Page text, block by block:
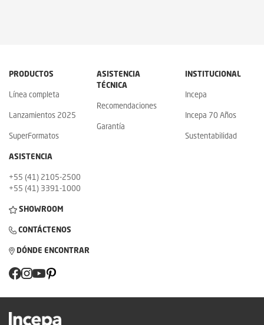
PRODUCTOS
Línea completa
Lanzamientos 2025
SuperFormatos
ASISTENCIA
TÉCNICA
Recomendaciones
Garantía
INSTITUCIONAL
Incepa
Incepa 70 Años
Sustentabilidad
ASISTENCIA
+55 (41) 2105-2500
+55 (41) 3391-1000
SHOWROOM
CONTÁCTENOS
DÓNDE ENCONTRAR